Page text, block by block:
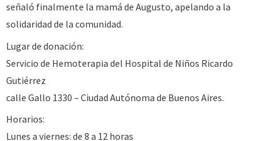
señaló finalmente la mamá de Augusto, apelando a la
solidaridad de la comunidad.
Lugar de donación:
Servicio de Hemoterapia del Hospital de Niños Ricardo
Gutiérrez
calle Gallo 1330 – Ciudad Autónoma de Buenos Aires.
Horarios:
Lunes a viernes: de 8 a 12 horas